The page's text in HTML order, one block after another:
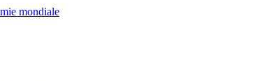
mondiale